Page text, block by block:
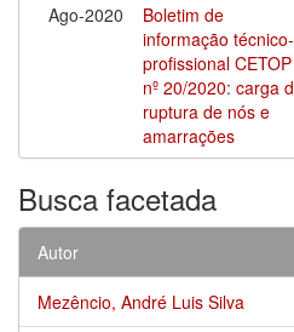
Ago-2020
Boletim de
informação técnico-
profissional CETOP
nº 20/2020: carga
ruptura de nós e
amarrações
Busca facetada
Autor
Mezêncio, André Luis Silva